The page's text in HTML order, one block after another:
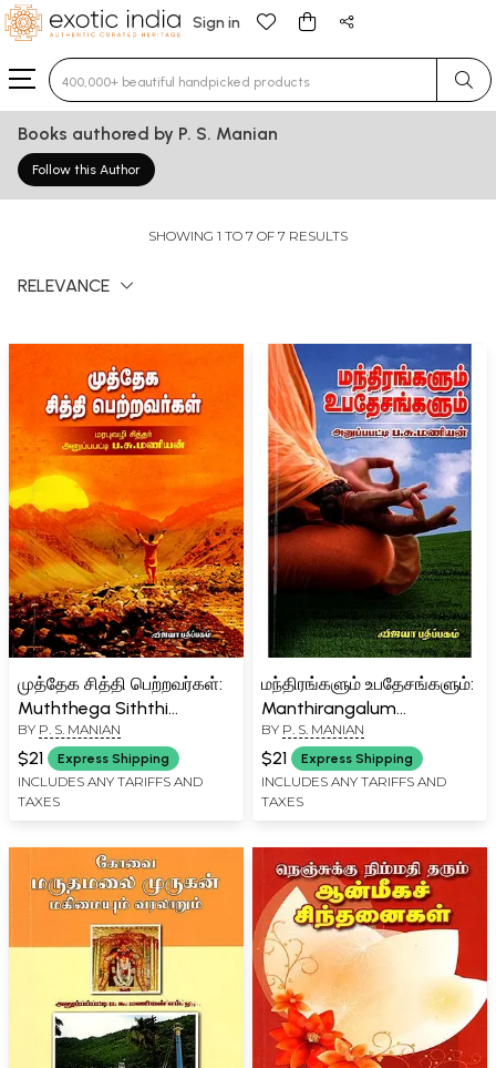
Sign in
Type 3 or more characters for results.
Books authored by P. S. Manian
Follow this Author
SHOWING 1 TO 7 OF 7 RESULTS
RELEVANCE
முத்தேக சித்தி பெற்றவர்கள்:
Muththega Siththi
Petravargal (Tamil)
BY P. S. MANIAN
$21 Express Shipping
INCLUDES ANY TARIFFS AND
TAXES
மந்திரங்களும் உபதேசங்களும்:
Manthirangalum
Upadesangalum (Tamil)
BY P. S. MANIAN
$21 Express Shipping
INCLUDES ANY TARIFFS AND
TAXES